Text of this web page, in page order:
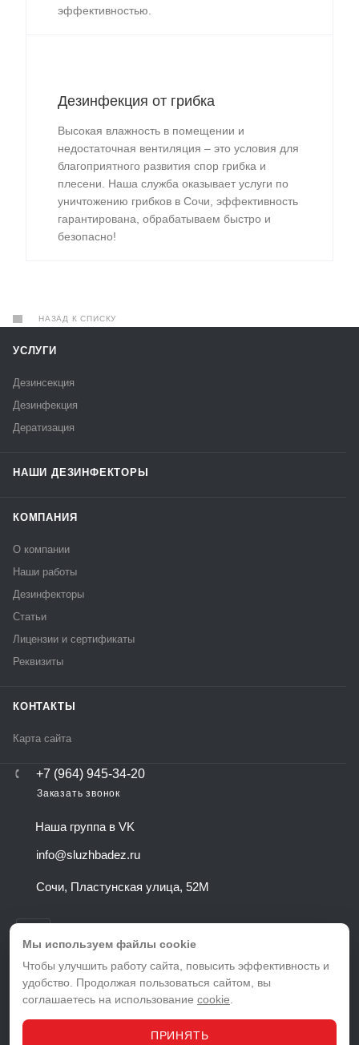
эффективностью.
Дезинфекция от грибка
Высокая влажность в помещении и
недостаточная вентиляция – это условия для
благоприятного развития спор грибка и
плесени. Наша служба оказывает услуги по
уничтожению грибков в Сочи, эффективность
гарантирована, обрабатываем быстро и
безопасно!
НАЗАД К СПИСКУ
УСЛУГИ
Дезинсекция
Дезинфекция
Дератизация
НАШИ ДЕЗИНФЕКТОРЫ
КОМПАНИЯ
О компании
Наши работы
Дезинфекторы
Статьи
Лицензии и сертификаты
Реквизиты
КОНТАКТЫ
Карта сайта
+7 (964) 945-34-20
Заказать звонок
Наша группа в VK
info@sluzhbadez.ru
Сочи, Пластунская улица, 52М
ВЕРСИЯ ДЛЯ ПЕЧАТИ
ПОЛЬЗОВАТЕЛЬСКОЕ СОГЛАШЕНИЕ
Мы используем файлы cookie
Чтобы улучшить работу сайта, повысить эффективность и
удобство. Продолжая пользоваться сайтом, вы
соглашаетесь на использование cookie
ПРИНЯТЬ